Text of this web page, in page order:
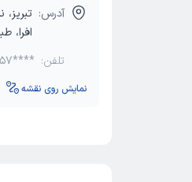
آدرس:
افرا،
تلفن:
نمایش روی نقشه